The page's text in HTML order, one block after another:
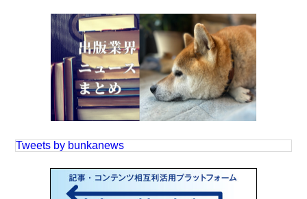
Tweets by bunkanews